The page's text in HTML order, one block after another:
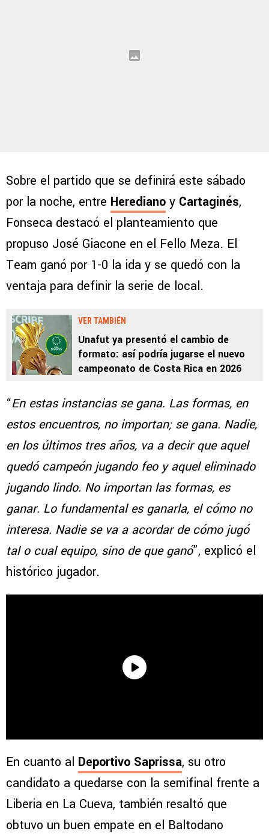
Sobre el partido que se definirá este sábado
por la noche, entre Herediano y Cartaginés,
Fonseca destacó el planteamiento que
propuso José Giacone en el Fello Meza. El
Team ganó por 1-0 la ida y se quedó con la
ventaja para definir la serie de local.
VER TAMBIÉN
Unafut ya presentó el cambio de
formato: así podría jugarse el nuevo
campeonato de Costa Rica en 2026
“En estas instancias se gana. Las formas, en
estos encuentros, no importan; se gana. Nadie,
en los últimos tres años, va a decir que aquel
quedó campeón jugando feo y aquel eliminado
jugando lindo. No importan las formas, es
ganar. Lo fundamental es ganarla, el cómo no
interesa. Nadie se va a acordar de cómo jugó
tal o cual equipo, sino de que ganó”, explicó el
histórico jugador.
En cuanto al Deportivo Saprissa, su otro
candidato a quedarse con la semifinal frente a
Liberia en La Cueva, también resaltó que
obtuvo un buen empate en el Baltodano